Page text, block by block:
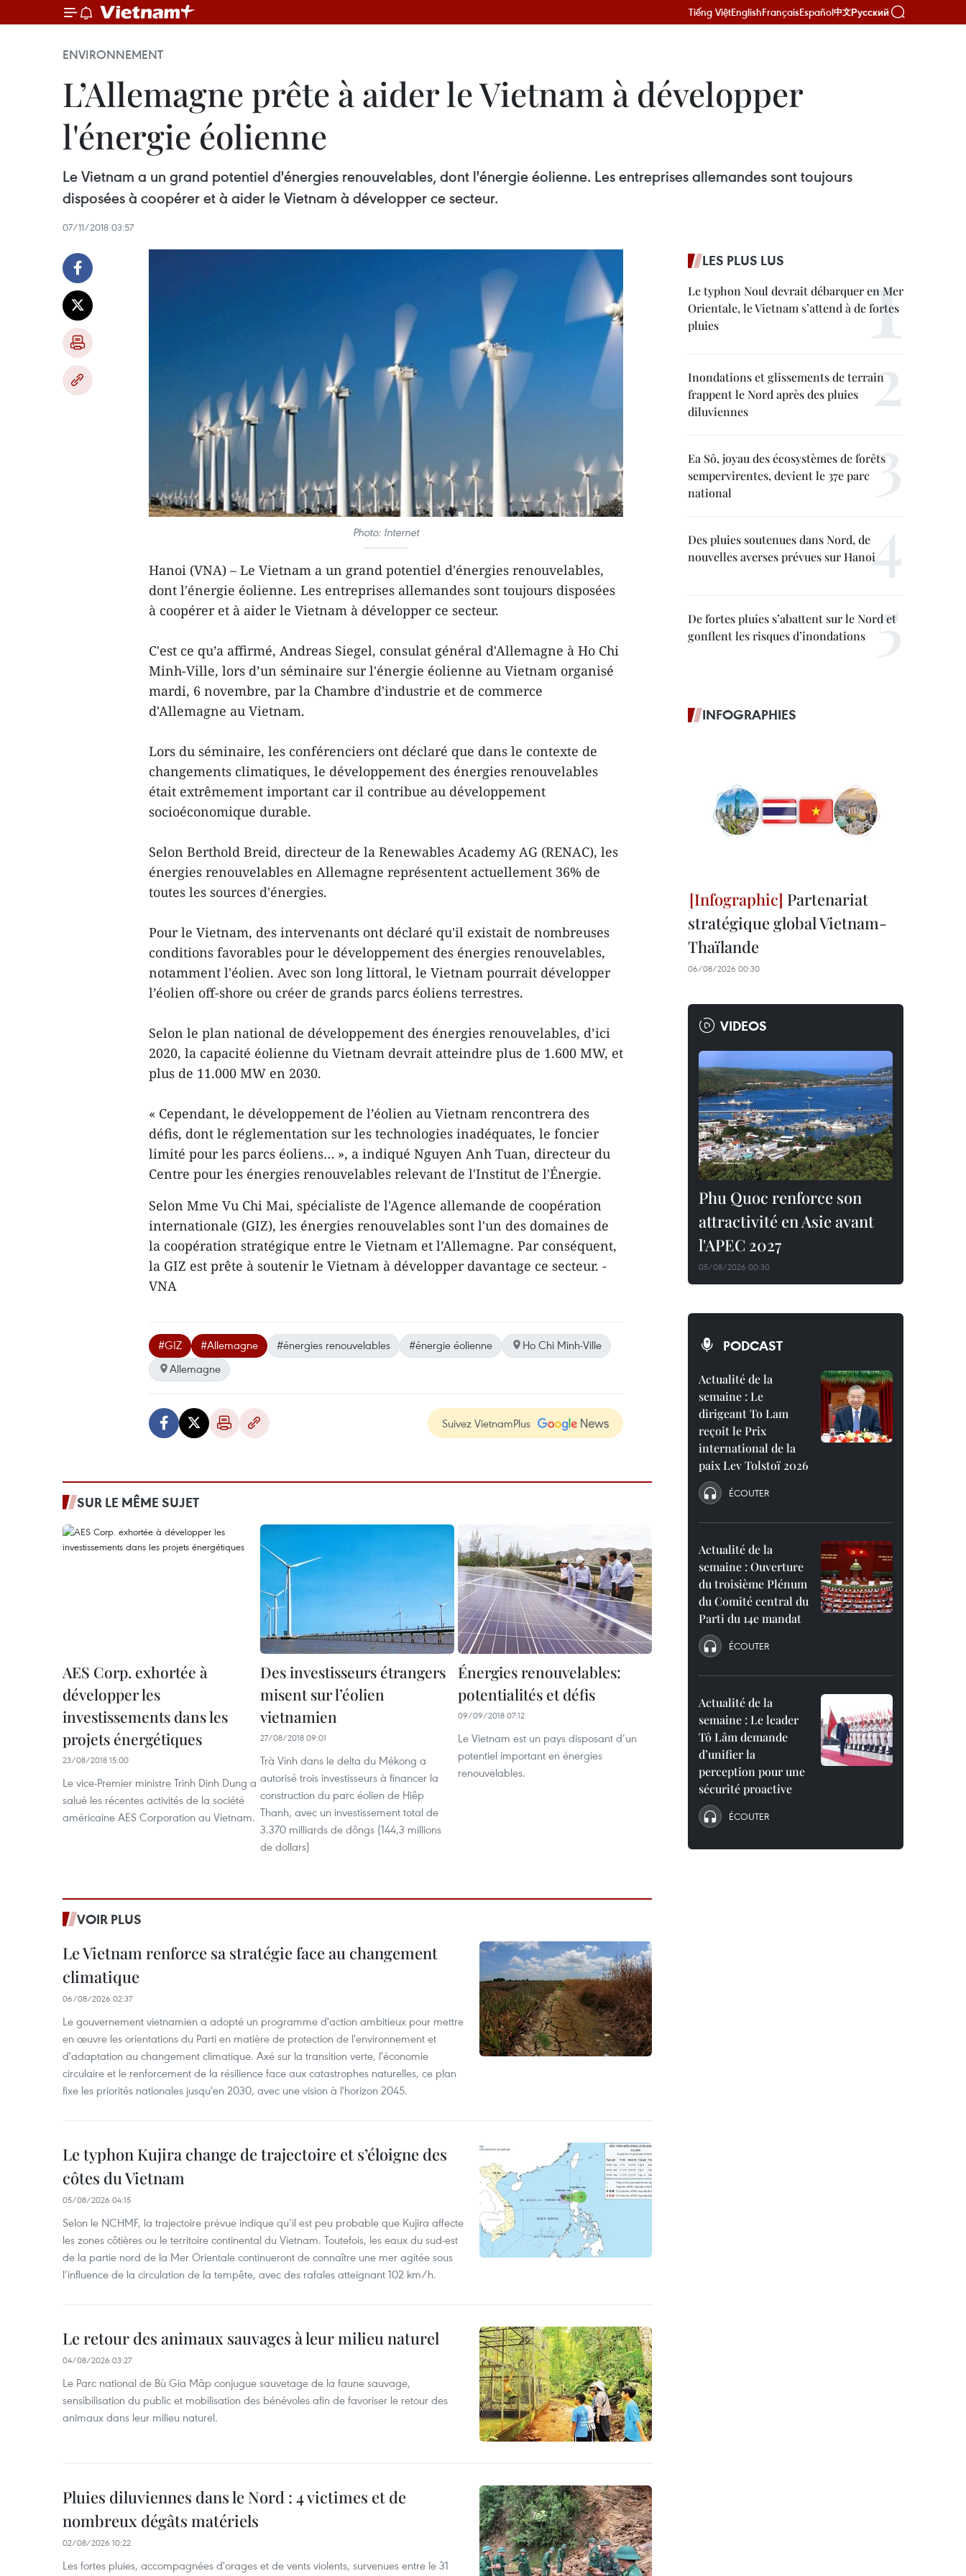
Tiếng ViệtEnglishFrançaisEspañol中文Русский
ENVIRONNEMENT
L’Allemagne prête à aider le Vietnam à développer
l'énergie éolienne
Le Vietnam a un grand potentiel d'énergies renouvelables, dont l'énergie éolienne. Les entreprises allemandes sont toujours
disposées à coopérer et à aider le Vietnam à développer ce secteur.
07/11/2018 03:57
Photo: Internet
Hanoi (VNA) – Le Vietnam a un grand potentiel d'énergies renouvelables,
dont l'énergie éolienne. Les entreprises allemandes sont toujours disposées
à coopérer et à aider le Vietnam à développer ce secteur.
C'est ce qu’a affirmé, Andreas Siegel, consulat général d'Allemagne à Ho Chi
Minh-Ville, lors d’un séminaire sur l'énergie éolienne au Vietnam organisé
mardi, 6 novembre, par la Chambre d'industrie et de commerce
d'Allemagne au Vietnam.
Lors du séminaire, les conférenciers ont déclaré que dans le contexte de
changements climatiques, le développement des énergies renouvelables
était extrêmement important car il contribue au développement
socioéconomique durable.
Selon Berthold Breid, directeur de la Renewables Academy AG (RENAC), les
énergies renouvelables en Allemagne représentent actuellement 36% de
toutes les sources d'énergies.
Pour le Vietnam, des intervenants ont déclaré qu'il existait de nombreuses
conditions favorables pour le développement des énergies renouvelables,
notamment l'éolien. Avec son long littoral, le Vietnam pourrait développer
l’éolien off-shore ou créer de grands parcs éoliens terrestres.
Selon le plan national de développement des énergies renouvelables, d’ici
2020, la capacité éolienne du Vietnam devrait atteindre plus de 1.600 MW, et
plus de 11.000 MW en 2030.
« Cependant, le développement de l’éolien au Vietnam rencontrera des
défis, dont le réglementation sur les technologies inadéquates, le foncier
limité pour les parcs éoliens… », a indiqué Nguyen Anh Tuan, directeur du
Centre pour les énergies renouvelables relevant de l'Institut de l'Énergie.
Selon Mme Vu Chi Mai, spécialiste de l'Agence allemande de coopération
internationale (GIZ), les énergies renouvelables sont l'un des domaines de
la coopération stratégique entre le Vietnam et l’Allemagne. Par conséquent,
la GIZ est prête à soutenir le Vietnam à développer davantage ce secteur. -
VNA
#GIZ #Allemagne #énergies renouvelables #énergie éolienne
Ho Chi Minh-Ville
Allemagne
Suivez VietnamPlus
SUR LE MÊME SUJET
AES Corp. exhortée à
développer les
investissements dans les
projets énergétiques
23/08/2018 15:00
Le vice-Premier ministre Trinh Dinh Dung a
salué les récentes activités de la société
américaine AES Corporation au Vietnam.
Des investisseurs étrangers
misent sur l’éolien
vietnamien
27/08/2018 09:01
Trà Vinh dans le delta du Mékong a
autorisé trois investisseurs à financer la
construction du parc éolien de Hiêp
Thanh, avec un investissement total de
3.370 milliards de dôngs (144,3 millions
de dollars)
Énergies renouvelables:
potentialités et défis
09/09/2018 07:12
Le Vietnam est un pays disposant d’un
potentiel important en énergies
renouvelables.
VOIR PLUS
Le Vietnam renforce sa stratégie face au changement
climatique
06/08/2026 02:37
Le gouvernement vietnamien a adopté un programme d'action ambitieux pour mettre
en œuvre les orientations du Parti en matière de protection de l'environnement et
d'adaptation au changement climatique. Axé sur la transition verte, l'économie
circulaire et le renforcement de la résilience face aux catastrophes naturelles, ce plan
fixe les priorités nationales jusqu'en 2030, avec une vision à l'horizon 2045.
Le typhon Kujira change de trajectoire et s’éloigne des
côtes du Vietnam
05/08/2026 04:15
Selon le NCHMF, la trajectoire prévue indique qu’il est peu probable que Kujira affecte
les zones côtières ou le territoire continental du Vietnam. Toutefois, les eaux du sud-est
de la partie nord de la Mer Orientale continueront de connaître une mer agitée sous
l’influence de la circulation de la tempête, avec des rafales atteignant 102 km/h.
Le retour des animaux sauvages à leur milieu naturel
04/08/2026 03:27
Le Parc national de Bù Gia Mâp conjugue sauvetage de la faune sauvage,
sensibilisation du public et mobilisation des bénévoles afin de favoriser le retour des
animaux dans leur milieu naturel.
Pluies diluviennes dans le Nord : 4 victimes et de
nombreux dégâts matériels
02/08/2026 10:22
Les fortes pluies, accompagnées d'orages et de vents violents, survenues entre le 31
LES PLUS LUS
Le typhon Noul devrait débarquer en Mer
Orientale, le Vietnam s’attend à de fortes
pluies
Inondations et glissements de terrain
frappent le Nord après des pluies
diluviennes
Ea Sô, joyau des écosystèmes de forêts
sempervirentes, devient le 37e parc
national
Des pluies soutenues dans Nord, de
nouvelles averses prévues sur Hanoi
De fortes pluies s’abattent sur le Nord et
gonflent les risques d’inondations
INFOGRAPHIES
Partenariat
stratégique global Vietnam-
Thaïlande
06/08/2026 00:30
VIDEOS
Phu Quoc renforce son
attractivité en Asie avant
l'APEC 2027
05/08/2026 00:30
PODCAST
Actualité de la
semaine : Le
dirigeant To Lam
reçoit le Prix
international de la
paix Lev Tolstoï 2026
ÉCOUTER
Actualité de la
semaine : Ouverture
du troisième Plénum
du Comité central du
Parti du 14e mandat
ÉCOUTER
Actualité de la
semaine : Le leader
Tô Lâm demande
d’unifier la
perception pour une
sécurité proactive
ÉCOUTER